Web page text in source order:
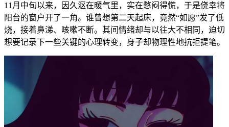
11月中旬以来，因久沤在暖气里，实在憋闷得慌，于是侥幸将
阳台的窗户开了一角。谁曾想第二天起床，竟然“如愿”发了低
烧，接着鼻涕、咳嗽不断。其间情绪却与以往大不相同，迫切
想要记录下一些关键的心理转变，身子却物理性地抗拒提笔。